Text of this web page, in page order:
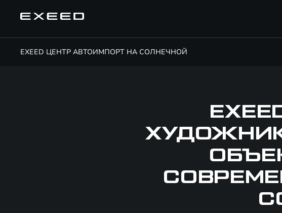
EXEED ЦЕНТР АВТОИМПОРТ НА СОЛНЕЧНОЙ